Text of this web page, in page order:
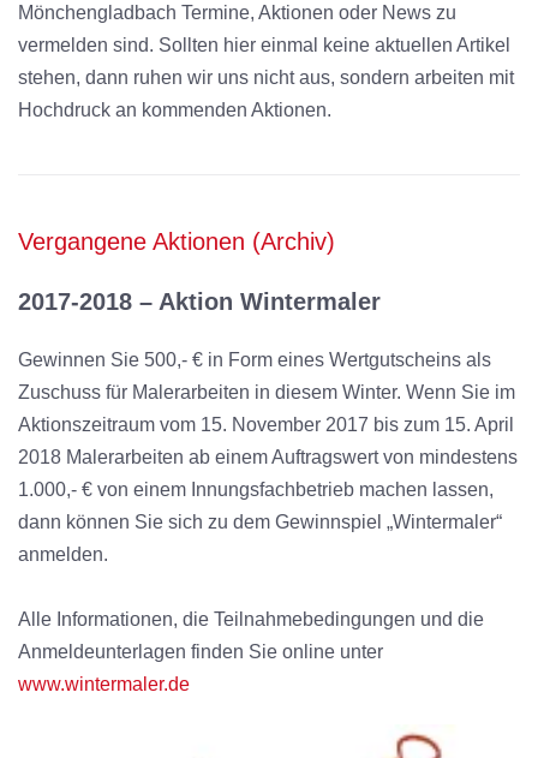
Mönchengladbach Termine, Aktionen oder News zu
vermelden sind. Sollten hier einmal keine aktuellen Artikel
stehen, dann ruhen wir uns nicht aus, sondern arbeiten mit
Hochdruck an kommenden Aktionen.
Vergangene Aktionen (Archiv)
2017-2018 – Aktion Wintermaler
Gewinnen Sie 500,- € in Form eines Wertgutscheins als
Zuschuss für Malerarbeiten in diesem Winter. Wenn Sie im
Aktionszeitraum vom 15. November 2017 bis zum 15. April
2018 Malerarbeiten ab einem Auftragswert von mindestens
1.000,- € von einem Innungsfachbetrieb machen lassen,
dann können Sie sich zu dem Gewinnspiel „Wintermaler“
anmelden.
Alle Informationen, die Teilnahmebedingungen und die
Anmeldeunterlagen finden Sie online unter
www.wintermaler.de